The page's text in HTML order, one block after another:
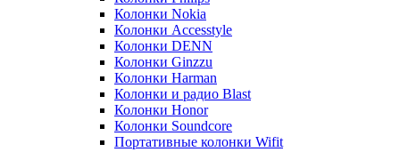
Колонки Nokia
Колонки Accesstyle
Колонки DENN
Колонки Ginzzu
Колонки Harman
Колонки и радио Blast
Колонки Honor
Колонки Soundcore
Портативные колонки Wifit